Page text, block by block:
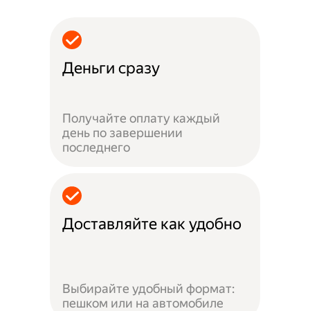
Деньги сразу
Получайте оплату каждый
день по завершении
последнего
Доставляйте как удобно
Выбирайте удобный формат:
пешком или на автомобиле